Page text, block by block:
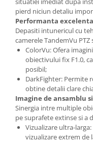
pierd niciun detaliu
Performanta
Depasiti intunericul cu
camerele TandemVu PTZ
ColorVu: Ofera
obiectivului fix F1.0,
posibil;
DarkFighter: Permite
obtine detalii clare
Imagine de ansamblu
Sinergia intre multiple
pe suprafete extinse si a
Vizualizare ultra-
vizualizare extrem de